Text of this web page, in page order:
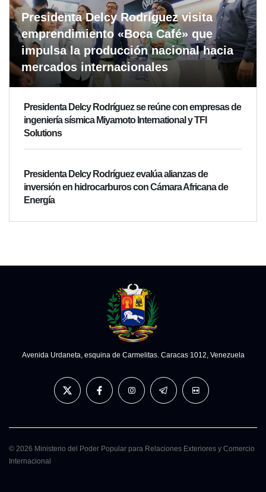
Presidenta Delcy Rodríguez visita
emprendimiento «Boca Café» que
impulsa la producción nacional hacia
mercados internacionales
Presidenta Delcy Rodríguez se reúne con empresas de
ingeniería sísmica Miyamoto International y TFI
Solutions
Presidenta Delcy Rodríguez evalúa alianzas de
inversión en hidrocarburos con Cámara Africana de
Energía
Avenida Urdaneta, esquina de Carmelitas. Caracas 1012, Venezuela
© 2026 Ministerio del Poder Popular para Relaciones Exteriores y Comercio
Internacional